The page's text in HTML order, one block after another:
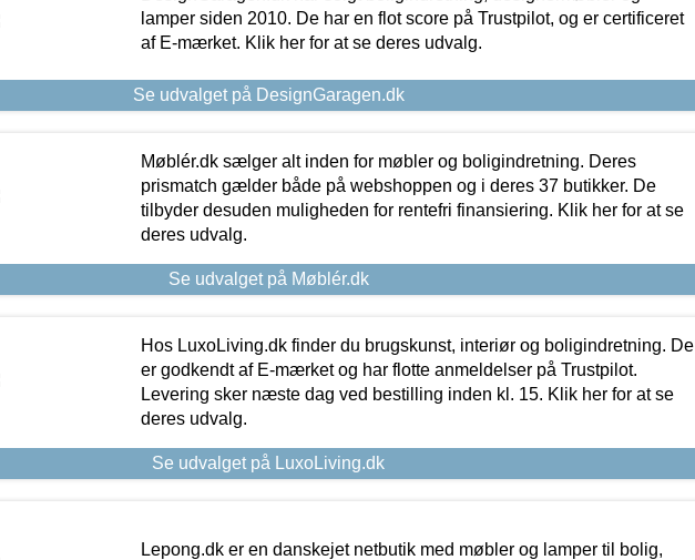
lamper siden 2010. De har en flot score på Trustpilot, og er certificeret
af E-mærket. Klik her for at se deres udvalg.
Se udvalget på DesignGaragen.dk
Møblér.dk sælger alt inden for møbler og boligindretning. Deres
prismatch gælder både på webshoppen og i deres 37 butikker. De
tilbyder desuden muligheden for rentefri finansiering. Klik her for at se
deres udvalg.
Se udvalget på Møblér.dk
Hos LuxoLiving.dk finder du brugskunst, interiør og boligindretning. De
er godkendt af E-mærket og har flotte anmeldelser på Trustpilot.
Levering sker næste dag ved bestilling inden kl. 15. Klik her for at se
deres udvalg.
Se udvalget på LuxoLiving.dk
Lepong.dk er en danskejet netbutik med møbler og lamper til bolig,